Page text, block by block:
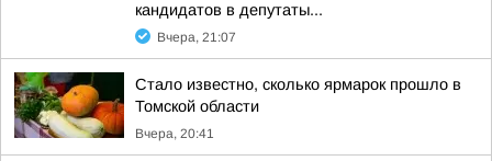
кандидатов в депутаты...
Вчера, 21:07
Стало известно, сколько ярмарок прошло в
Томской области
Вчера, 20:41